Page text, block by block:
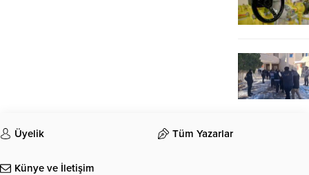
Üyelik Tüm Yazarlar
Künye ve İletişim